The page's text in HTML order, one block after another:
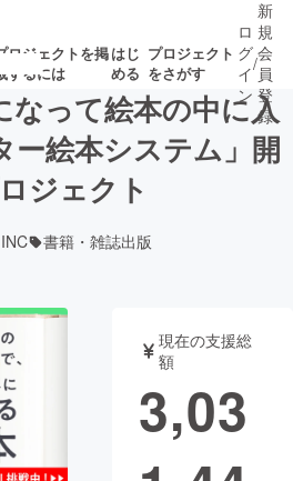
ロジェクトを掲
するには
はじ
める
プロジェクト
をさがす
着プロ 募集終了が近いプ
ガジェット
書籍・雑誌
ロ
グ
イ
ン
/
新
規
会
員
登
録
なって絵本の中に入
ー絵本システム」開
ジェクト
書籍・雑誌出版
現在の支援総
額
3,03